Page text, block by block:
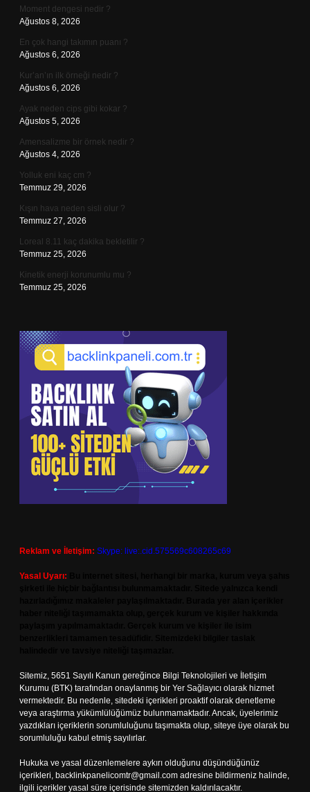
Moment dengesi nedir ?
Ağustos 8, 2026
En çok hangi takımın puanı ?
Ağustos 6, 2026
Kur’an’ın ilk örneği nedir ?
Ağustos 6, 2026
Ayak neden cips gibi kokar ?
Ağustos 5, 2026
Amensalizme bir örnek nedir ?
Ağustos 4, 2026
Yolluk eni kaç cm ?
Temmuz 29, 2026
Kışın hava neden sisli olur ?
Temmuz 27, 2026
Loreal 8.11 kaç dakika bekletilir ?
Temmuz 25, 2026
Kinetik enerji korunumlu mu ?
Temmuz 25, 2026
Reklam ve İletişim: Skype: live:.cid.575569c608265c69
Yasal Uyarı:
Sitemiz, 5651 Sayılı Kanun gereğince Bilgi Teknolojileri ve İletişim
Kurumu (BTK) tarafından onaylanmış bir Yer Sağlayıcı olarak hizmet
vermektedir. Bu nedenle, sitedeki içerikleri proaktif olarak denetleme
veya araştırma yükümlülüğümüz bulunmamaktadır. Ancak, üyelerimiz
yazdıkları içeriklerin sorumluluğunu taşımakta olup, siteye üye olarak bu
sorumluluğu kabul etmiş sayılırlar.
Hukuka ve yasal düzenlemelere aykırı olduğunu düşündüğünüz
içerikleri, backlinkpanelicomtr@gmail.com adresine bildirmeniz halinde,
ilgili içerikler yasal süre içerisinde sitemizden kaldırılacaktır.